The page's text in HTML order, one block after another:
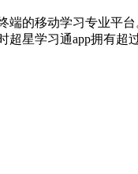
端的移动学习专业平
超星学习通app拥有超